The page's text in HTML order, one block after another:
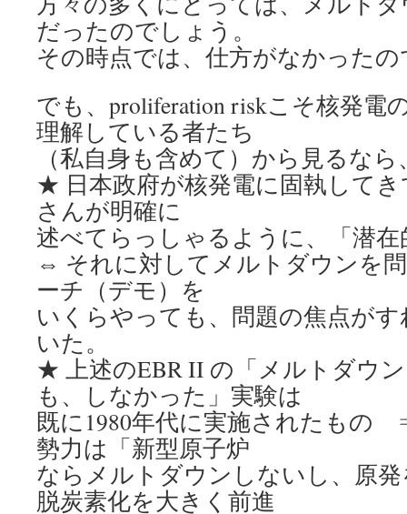
だったのでしょう。
その時点では、仕方がなかった
でも、proliferation riskこそ核発電
理解している者たち
（私自身も含めて）から見るなら
★ 日本政府が核発電に固執して
さんが明確に
述べてらっしゃるように、「潜
⇔ それに対してメルトダウンを
ーチ（デモ）を
いくらやっても、問題の焦点が
いた。
★ 上述のEBR II の「メルトダウ
も、しなかった」実験は
既に1980年代に実施されたもの
勢力は「新型原子炉
ならメルトダウンしないし、原
脱炭素化を大きく前進